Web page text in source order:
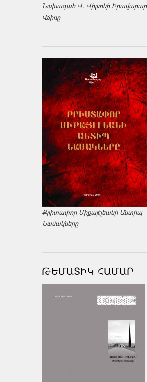
Նախագահ Վ. Վիլսոնի Իրավարար
Վճիռը
Քրիտափոր Միքայէլեանի Անտիպ
Նամակները
ԹԵՄԱՏԻԿ ՀԱՄԱՐ